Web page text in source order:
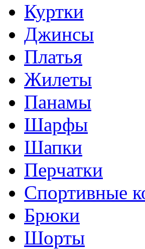
Куртки
Джинсы
Платья
Жилеты
Панамы
Шарфы
Шапки
Перчатки
Спортивные
Брюки
Шорты